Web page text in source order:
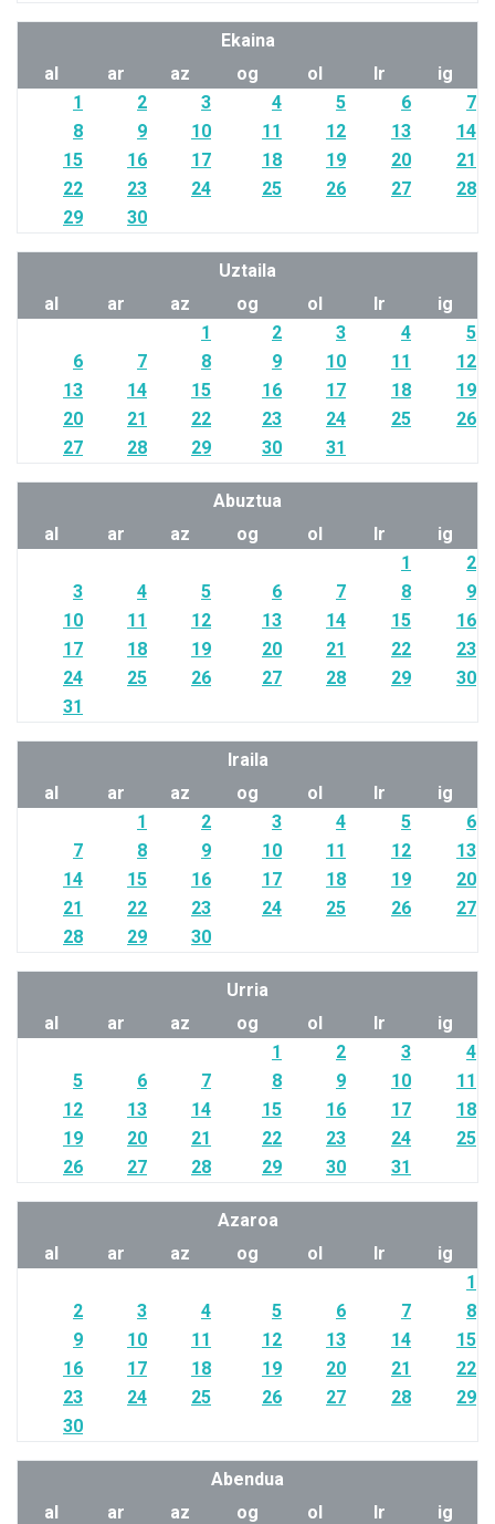
Ekaina
al
ar az og ol lr
ig
1
2 3 4 5 6
7
8
9 10 11 12 13
14
15
16 17 18 19 20
21
22
23 24 25 26 27
28
29
30
Uztaila
al
ar az og ol lr
ig
1
2 3 4
5
6
7 8 9 10 11
12
13
14 15 16 17 18
19
20
21 22 23 24 25
26
27
28 29 30 31
Abuztua
al
ar az og ol lr
ig
1
2
3
4 5 6 7 8
9
10
11 12 13 14 15
16
17
18 19 20 21 22
23
24
25 26 27 28 29
30
31
Iraila
al
ar az og ol lr
ig
1
2 3 4 5
6
7
8 9 10 11 12
13
14
15 16 17 18 19
20
21
22 23 24 25 26
27
28
29 30
Urria
al
ar az og ol lr
ig
1
2 3
4
5
6 7 8 9 10
11
12
13 14 15 16 17
18
19
20 21 22 23 24
25
26
27 28 29 30 31
Azaroa
al
ar az og ol lr
ig
1
2
3 4 5 6 7
8
9
10 11 12 13 14
15
16
17 18 19 20 21
22
23
24 25 26 27 28
29
30
Abendua
al
ar az og ol lr
ig